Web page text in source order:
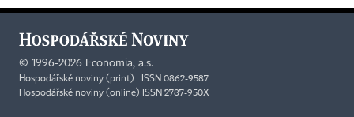
© 1996-2026 Economia, a.s.
Hospodářské noviny (print) ISSN 0862-9587
Hospodářské noviny (online) ISSN 2787-950X